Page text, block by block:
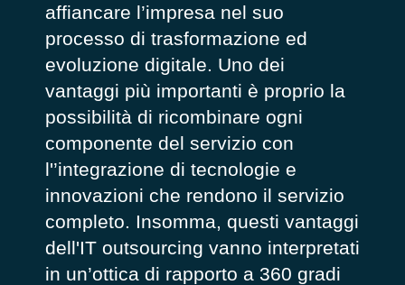
affiancare l’impresa nel suo
processo di trasformazione ed
evoluzione digitale. Uno dei
vantaggi più importanti è proprio la
possibilità di ricombinare ogni
componente del servizio con
l'’integrazione di tecnologie e
innovazioni che rendono il servizio
completo. Insomma, questi vantaggi
dell'IT outsourcing vanno interpretati
in un’ottica di rapporto a 360 gradi